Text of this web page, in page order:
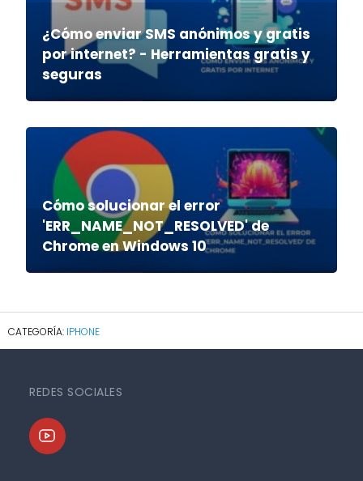
¿Cómo enviar SMS anónimos y gratis
por internet? - Herramientas gratis y
seguras
Cómo solucionar el error
'ERR_NAME_NOT_RESOLVED' de
Chrome en Windows 10
IPHONE
REDES SOCIALES